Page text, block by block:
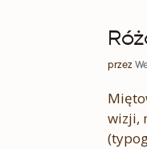
przez
wizji,